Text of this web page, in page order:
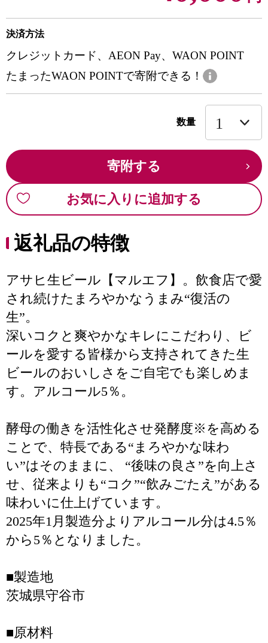
決済方法
クレジットカード、AEON Pay、WAON POINT
たまったWAON POINTで寄附できる！
数量
寄附する
お気に入りに追加する
返礼品の特徴
アサヒ生ビール【マルエフ】。飲食店で愛
され続けたまろやかなうまみ“復活の
生”。
深いコクと爽やかなキレにこだわり、ビ
ールを愛する皆様から支持されてきた生
ビールのおいしさをご自宅でも楽しめま
す。アルコール5％。
酵母の働きを活性化させ発酵度※を高める
ことで、特長である“まろやかな味わ
い”はそのままに、 “後味の良さ”を向上さ
せ、従来よりも“コク”“飲みごたえ”がある
味わいに仕上げています。
2025年1月製造分よりアルコール分は4.5％
から5％となりました。
■製造地
茨城県守谷市
■原材料